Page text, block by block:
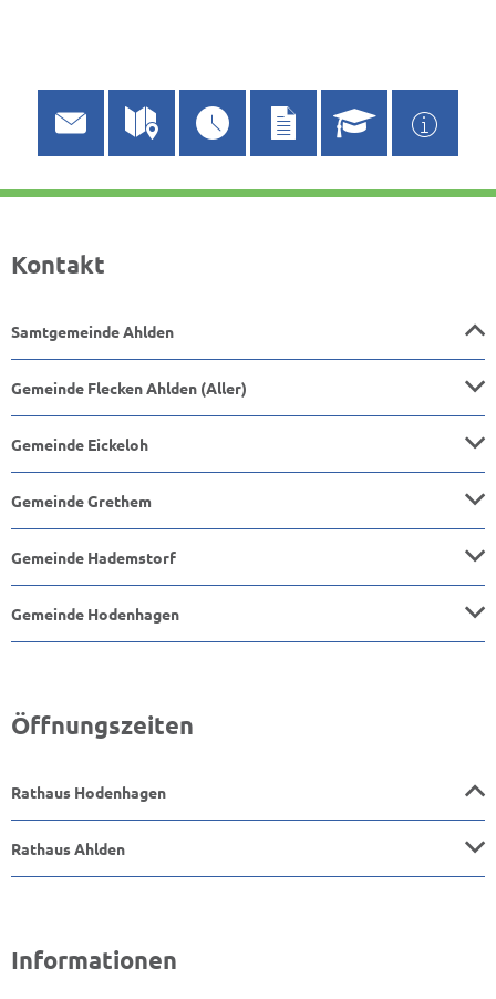
Kontakt
Samtgemeinde Ahlden
Gemeinde Flecken Ahlden (Aller)
Gemeinde Eickeloh
Gemeinde Grethem
Gemeinde Hademstorf
Gemeinde Hodenhagen
Öffnungszeiten
Rathaus Hodenhagen
Rathaus Ahlden
Informationen